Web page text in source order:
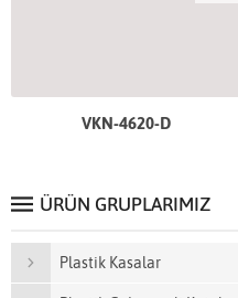
VKN-4620-D
ÜRÜN GRUPLARIMIZ
Plastik Kasalar